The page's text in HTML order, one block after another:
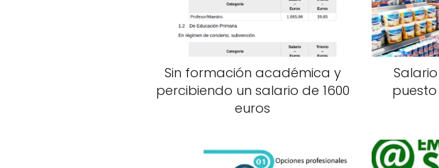
Sin formación académica y
percibiendo un salario de 1600
euros